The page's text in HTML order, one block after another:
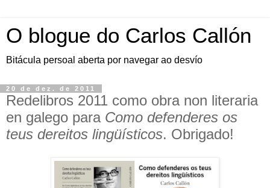
O blogue do Carlos Callón
Bitácula persoal aberta por navegar ao desvío
20 de dez. de 2011
Redelibros 2011 como obra non literaria
en galego para Como defenderes os
teus dereitos lingüísticos. Obrigado!